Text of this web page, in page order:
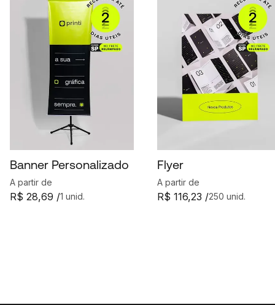
Banner Personalizado
A partir de
1 unid.
R$ 28,69 /
Flyer
A partir de
250 unid.
R$ 116,23 /